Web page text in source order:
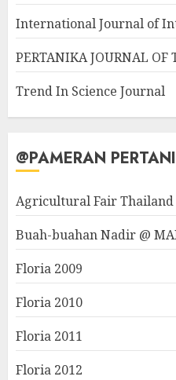
International Journal of
PERTANIKA JOURNAL OF
Trend In Science Journal
@PAMERAN
Agricultural Fair Thailand
Buah-buahan Nadir @
Floria 2009
Floria 2010
Floria 2011
Floria 2012